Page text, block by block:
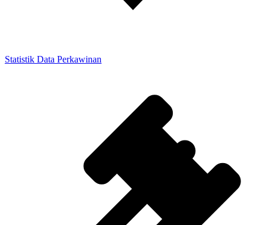
Statistik Data Perkawinan